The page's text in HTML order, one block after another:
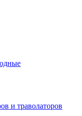
и траволаторов